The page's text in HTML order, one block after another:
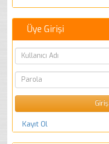
Üye Girişi
Kayıt Ol